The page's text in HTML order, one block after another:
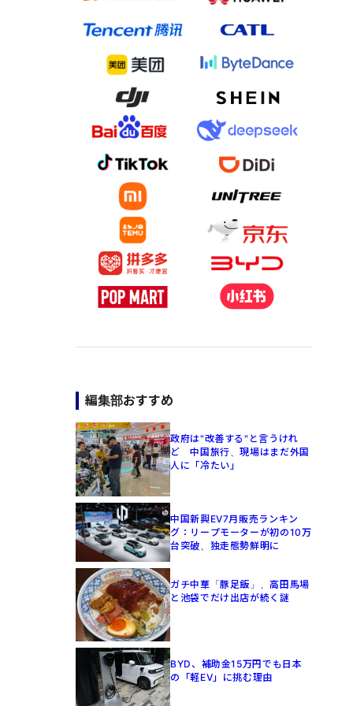
編集部おすすめ
政府は"改善する"と言うけれ
ど 中国旅行、現場はまだ外国
人に「冷たい」
中国新興EV7月販売ランキン
グ：リープモーターが初の10万
台突破、独走態勢鮮明に
ガチ中華「豚足飯」、高田馬場
と池袋でだけ出店が続く謎
BYD、補助金15万円でも日本
の「軽EV」に挑む理由